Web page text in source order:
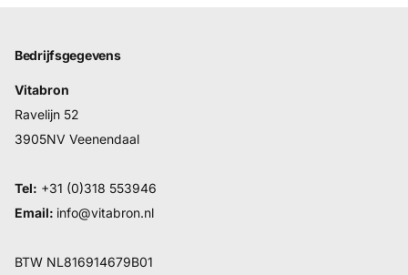
Bedrijfsgegevens
Vitabron
Ravelijn 52
3905NV Veenendaal
Tel: +31 (0)318 553946
Email: info@vitabron.nl
BTW NL816914679B01